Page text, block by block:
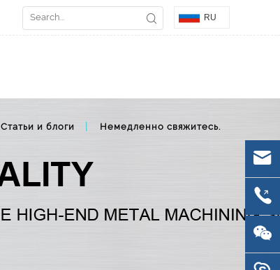
RU
Статьи и блоги Немедленно свяжитесь.